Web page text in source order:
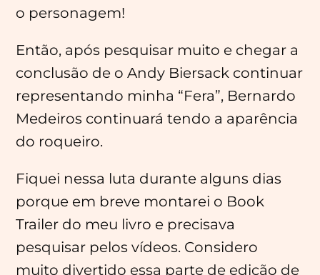
o personagem!
Então, após pesquisar muito e chegar a
conclusão de o Andy Biersack continuar
representando minha “Fera”, Bernardo
Medeiros continuará tendo a aparência
do roqueiro.
Fiquei nessa luta durante alguns dias
porque em breve montarei o Book
Trailer do meu livro e precisava
pesquisar pelos vídeos. Considero
muito divertido essa parte de edição de